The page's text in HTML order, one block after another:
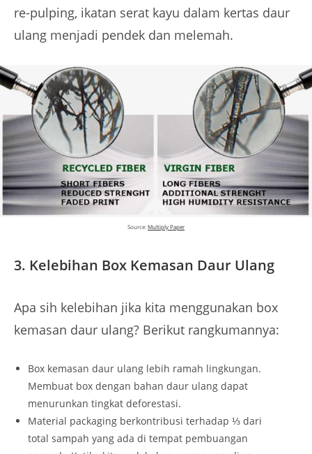
re-pulping, ikatan serat kayu dalam kertas daur
ulang menjadi pendek dan melemah.
Source: Multiply Paper
3. Kelebihan Box Kemasan Daur Ulang
Apa sih kelebihan jika kita menggunakan box
kemasan daur ulang? Berikut rangkumannya:
Box kemasan daur ulang lebih ramah lingkungan.
Membuat box dengan bahan daur ulang dapat
menurunkan tingkat deforestasi.
Material packaging berkontribusi terhadap ⅓ dari
total sampah yang ada di tempat pembuangan